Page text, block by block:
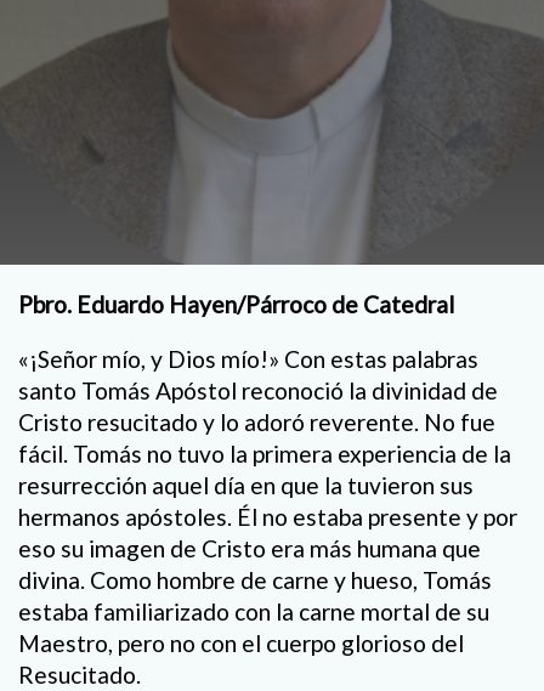
Pbro. Eduardo Hayen/Párroco de Catedral
«¡Señor mío, y Dios mío!» Con estas palabras
santo Tomás Apóstol reconoció la divinidad de
Cristo resucitado y lo adoró reverente. No fue
fácil. Tomás no tuvo la primera experiencia de la
resurrección aquel día en que la tuvieron sus
hermanos apóstoles. Él no estaba presente y por
eso su imagen de Cristo era más humana que
divina. Como hombre de carne y hueso, Tomás
estaba familiarizado con la carne mortal de su
Maestro, pero no con el cuerpo glorioso del
Resucitado.